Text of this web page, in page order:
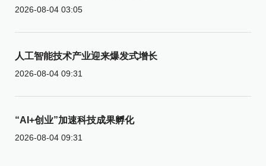
2026-08-04 03:05
人工智能技术产业迎来爆发式增长
2026-08-04 09:31
“AI+创业”加速科技成果孵化
2026-08-04 09:31